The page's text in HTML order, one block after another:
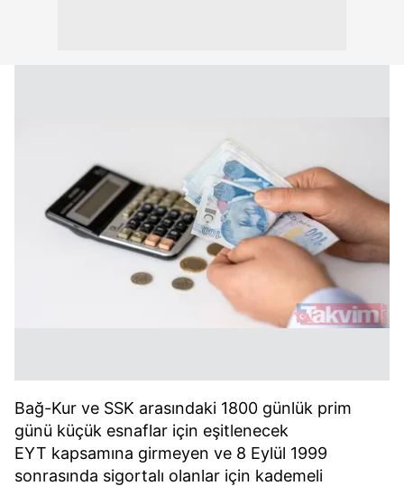
Bağ-Kur ve SSK arasındaki 1800 günlük prim
günü küçük esnaflar için eşitlenecek
EYT kapsamına girmeyen ve 8 Eylül 1999
sonrasında sigortalı olanlar için kademeli